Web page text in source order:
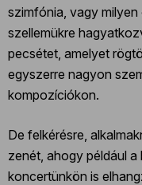
szimfónia, vagy
szellemükre
pecsétet, amelyet
egyszerre nagyon
kompozíciókon.
De felkérésre,
zenét, ahogy például a
koncertünkön is